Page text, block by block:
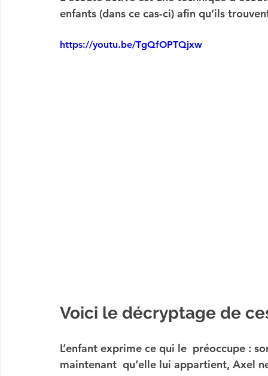
enfants (dans ce cas-ci) afin qu’ils
https://youtu.be/TgQfOPTQjxw
Voici le décryptage de
L’enfant exprime ce qui le  préoccupe :
maintenant  qu’elle lui appartient, Axel